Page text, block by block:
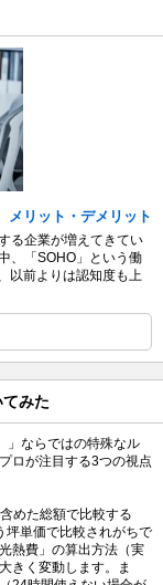
メリット・デメリット
る企業が増えてきてい
、「SOHO」という働
以前よりは認知度も上
みた
」ならではの特殊なル
ロが注目する3つの視点
めた総額で比較する
坪単価で比較されがちで
熱費」の算出方法（実
きく変動します。ま